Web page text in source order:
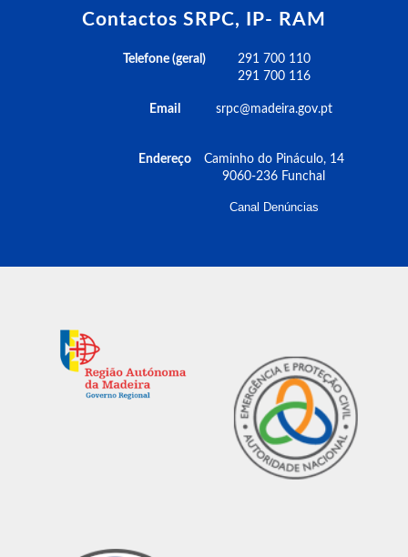
Contactos SRPC, IP- RAM
Telefone (geral)
Email
Endereço
291 700 110
291 700 116
srpc@madeira.gov.pt
Caminho do Pináculo, 14
9060-236 Funchal
Canal Denúncias